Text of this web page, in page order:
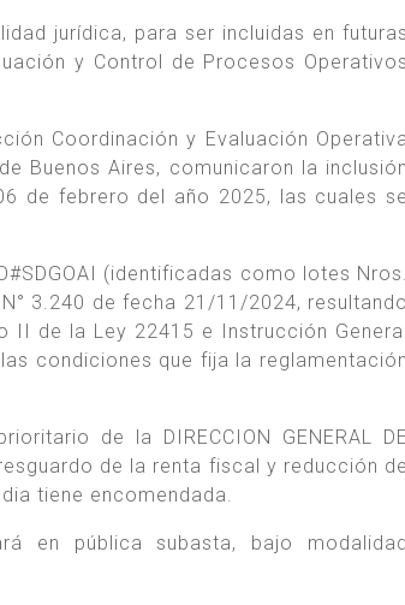
jurídica, para ser incluidas en futuras
y Control de Procesos Operativos
Coordinación y Evaluación Operativa
Buenos Aires, comunicaron la inclusión
de febrero del año 2025, las cuales se
(identificadas como lotes Nros.
3.240 de fecha 21/11/2024, resultando
de la Ley 22415 e Instrucción General
condiciones que fija la reglamentación
de la DIRECCION GENERAL DE
de la renta fiscal y reducción de
tiene encomendada.
en pública subasta, bajo modalidad